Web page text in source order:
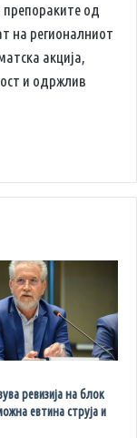
препораките од
на регионалниот
акција,
и одржлив
ревизија на блок
евтина струја и